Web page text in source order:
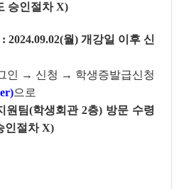
승인절차 X)
: 2024.09.02(월) 개강일 이후신
→ 신청 → 학생증발급신청
으로
원팀(학생회관 2층) 방문 수령
인절차 X)